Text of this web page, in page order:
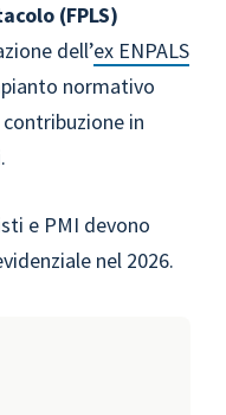
(FPLS)
dell’ex ENPALS
normativo
in
e PMI devono
nel 2026.